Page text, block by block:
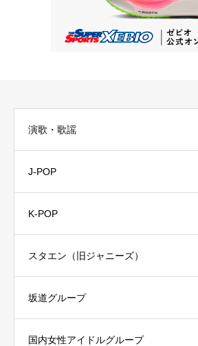
演歌・歌謡
J-POP
K-POP
スタエン（旧ジャニーズ）
坂道グループ
国内女性アイドルグループ